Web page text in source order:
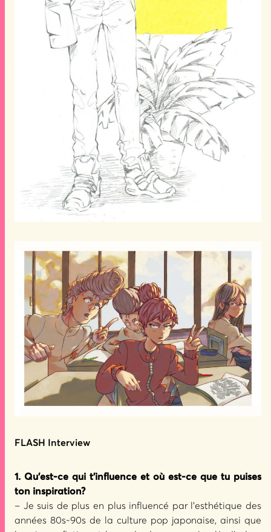
FLASH Interview
1. Qu’est-ce qui t’influence et où est-ce que tu puises
ton inspiration?
– Je suis de plus en plus influencé par l’esthétique des
années 80s-90s de la culture pop japonaise, ainsi que